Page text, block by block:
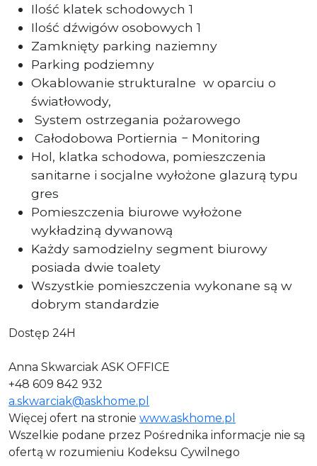
Ilość klatek schodowych 1
Ilość dźwigów osobowych 1
Zamknięty parking naziemny
Parking podziemny
Okablowanie strukturalne w oparciu o
światłowody,
System ostrzegania pożarowego
Całodobowa Portiernia − Monitoring
Hol, klatka schodowa, pomieszczenia
sanitarne i socjalne wyłożone glazurą typu
gres
Pomieszczenia biurowe wyłożone
wykładziną dywanową
Każdy samodzielny segment biurowy
posiada dwie toalety
Wszystkie pomieszczenia wykonane są w
dobrym standardzie
Dostęp 24H
Anna Skwarciak ASK OFFICE
+48 609 842 932
a.skwarciak@askhome.pl
Więcej ofert na stronie www.askhome.pl
Wszelkie podane przez Pośrednika informacje nie są
ofertą w rozumieniu Kodeksu Cywilnego